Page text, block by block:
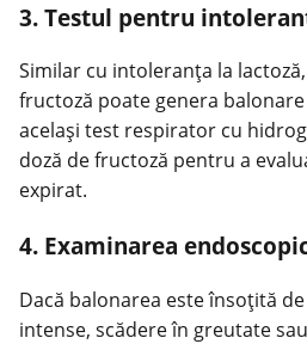
3. Testul pentru
Similar cu intoleranţa la
fructoză poate genera
acelaşi test respirator cu
doză de fructoză pentru a
expirat.
4. Examinarea
Dacă balonarea este însoţită de
intense, scădere în greutate